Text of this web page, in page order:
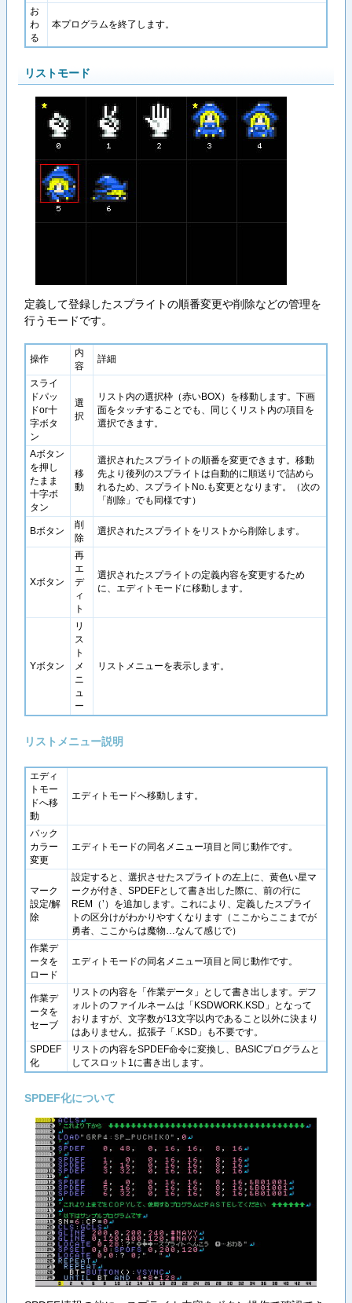
お
わ
る
本プログラムを終了します。
リストモード
定義して登録したスプライトの順番変更や削除などの管理を
行うモードです。
操作
内
容
詳細
Yボタン
リ
ス
ト
メ
ニ
ュ
ー
リストメニューを表示します。
スライ
ドパッ
ドor十
字ボタ
ン
選
択
リスト内の選択枠（赤いBOX）を移動します。下画
面をタッチすることでも、同じくリスト内の項目を
選択できます。
Aボタン
を押し
たまま
十字ボ
タン
移
動
選択されたスプライトの順番を変更できます。移動
先より後列のスプライトは自動的に順送りで詰めら
れるため、スプライトNo.も変更となります。（次の
「削除」でも同様です）
Bボタン
削
除
選択されたスプライトをリストから削除します。
Xボタン
再
エ
デ
ィ
ト
選択されたスプライトの定義内容を変更するため
に、エディトモードに移動します。
リストメニュー説明
エディ
トモー
ドへ移
動
エディトモードへ移動します。
SPDEF
化
リストの内容をSPDEF命令に変換し、BASICプログラムと
してスロット1に書き出します。
バック
カラー
変更
エディトモードの同名メニュー項目と同じ動作です。
マーク
設定/解
除
設定すると、選択させたスプライトの左上に、黄色い星マ
ークが付き、SPDEFとして書き出した際に、前の行に
REM（’）を追加します。これにより、定義したスプライ
トの区分けがわかりやすくなります（ここからここまでが
勇者、ここからは魔物…なんて感じで）
作業デ
ータを
ロード
エディトモードの同名メニュー項目と同じ動作です。
作業デ
ータを
セーブ
リストの内容を「作業データ」として書き出します。デフ
ォルトのファイルネームは「KSDWORK.KSD」となって
おりますが、文字数が13文字以内であること以外に決まり
はありません。拡張子「.KSD」も不要です。
SPDEF化について